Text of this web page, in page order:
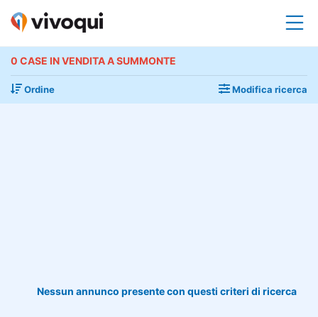
0 CASE IN VENDITA A SUMMONTE
Ordine Modifica ricerca
Nessun annunco presente con questi criteri di ricerca